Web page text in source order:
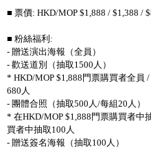
■ 票價: HKD/MOP $1,888 / $1,388 /
■ 粉絲福利:
- 贈送演出海報（全員）
- 歡送道別（抽取1500人）
* HKD/MOP $1,888門票購買者全員
680人
- 團體合照（抽取500人/每組20人）
* 在HKD/MOP $1,888門票購買者中
買者中抽取100人
- 贈送簽名海報（抽取100人）